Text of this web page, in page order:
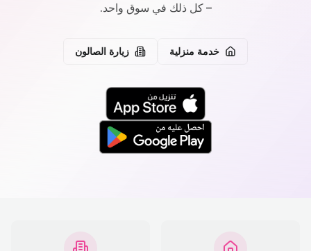
– كل ذلك في سوق واحد.
خدمة منزلية زيارة الصالون